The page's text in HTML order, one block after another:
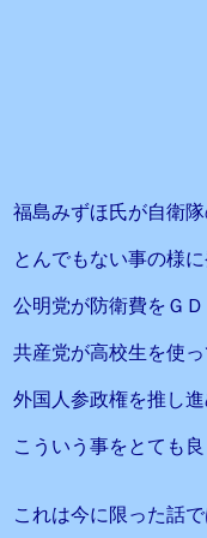
福島みずほ氏が自衛
とんでもない事の様に
公明党が防衛費をＧ
共産党が高校生を使
外国人参政権を推し
こういう事をとても良
これは今に限った話